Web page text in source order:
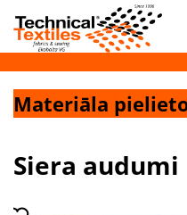
Materiāla
Siera audumi